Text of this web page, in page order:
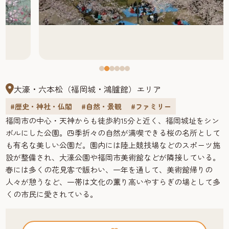
大濠・六本松（福岡城・鴻臚館）エリア
#歴史・神社・仏閣 #自然・景観 #ファミリー
福岡市の中心・天神からも徒歩約15分と近く、福岡城址をシン
ボルにした公園。四季折々の自然が満喫できる桜の名所として
も有名な美しい公園だ。園内には陸上競技場などのスポーツ施
設が整備され、大濠公園や福岡市美術館などが隣接している。
春には多くの花見客で賑わい、一年を通して、美術館帰りの
人々が憩うなど、一帯は文化の薫り高いやすらぎの場として多
くの市民に愛されている。